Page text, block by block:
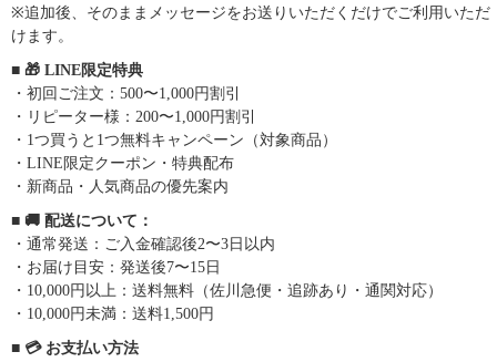
※追加後、そのままメッセージをお送りいただくだけでご利用いただ
けます。
■ 🎁 LINE限定特典
・初回ご注文：500〜1,000円割引
・リピーター様：200〜1,000円割引
・1つ買うと1つ無料キャンペーン（対象商品）
・LINE限定クーポン・特典配布
・新商品・人気商品の優先案内
■ 🚚 配送について：
・通常発送：ご入金確認後2〜3日以内
・お届け目安：発送後7〜15日
・10,000円以上：送料無料（佐川急便・追跡あり・通関対応）
・10,000円未満：送料1,500円
■ 💳 お支払い方法